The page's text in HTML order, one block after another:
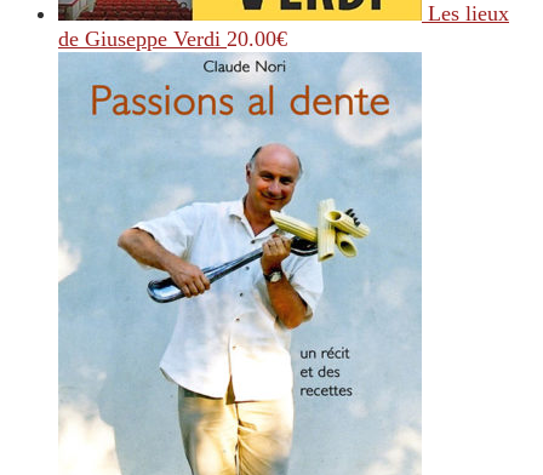
Les lieux
de Giuseppe Verdi 20.00€